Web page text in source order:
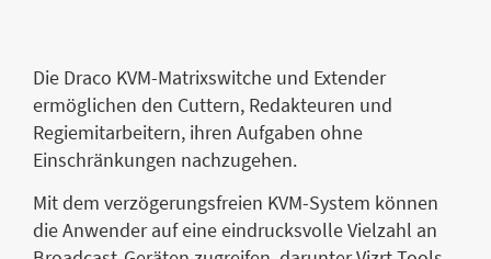
Die Draco KVM-Matrixswitche und Extender
ermöglichen den Cuttern, Redakteuren und
Regiemitarbeitern, ihren Aufgaben ohne
Einschränkungen nachzugehen.
Mit dem verzögerungsfreien KVM-System können
die Anwender auf eine eindrucksvolle Vielzahl an